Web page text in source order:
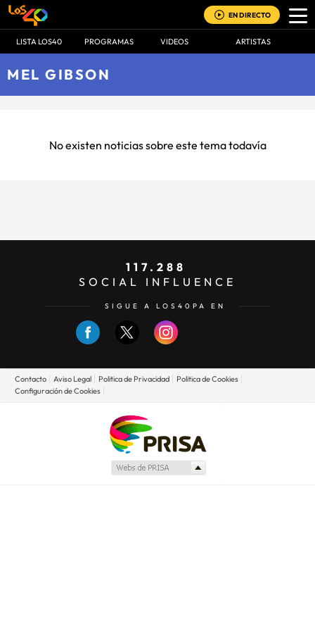
EN DIRECTO
LISTA LOS40 PROGRAMAS VIDEOS ARTISTAS
MEL GIBSON
No existen noticias sobre este tema todavía
117.288
SOCIAL INFLUENCE
SIGUE A LOS40PA EN
Contacto Aviso Legal Politica de Privacidad
Politica de Cookies
Configuración de Cookies